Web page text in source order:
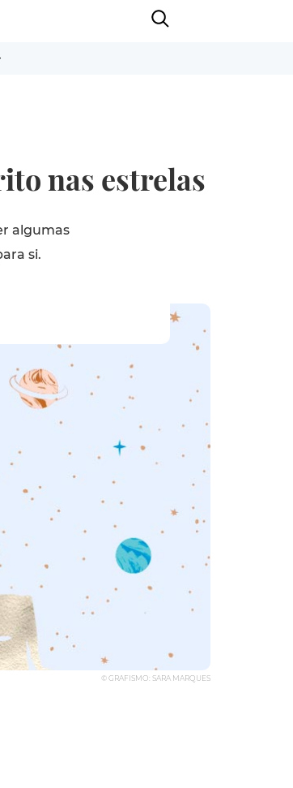
nas estrelas
algumas
si.
© GRAFISMO: SARA MARQUES